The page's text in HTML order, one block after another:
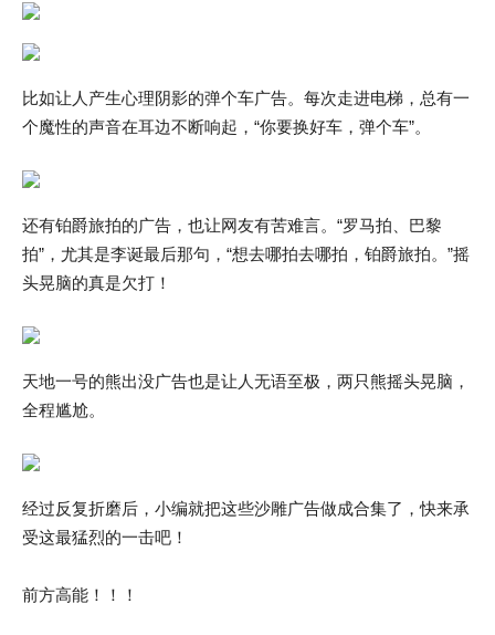
比如让人产生心理阴影的弹个车广告。每次走进电梯，总有一
个魔性的声音在耳边不断响起，“你要换好车，弹个车”。
还有铂爵旅拍的广告，也让网友有苦难言。“罗马拍、巴黎
拍”，尤其是李诞最后那句，“想去哪拍去哪拍，铂爵旅拍。”摇
头晃脑的真是欠打！
天地一号的熊出没广告也是让人无语至极，两只熊摇头晃脑，
全程尴尬。
经过反复折磨后，小编就把这些沙雕广告做成合集了，快来承
受这最猛烈的一击吧！
前方高能！！！